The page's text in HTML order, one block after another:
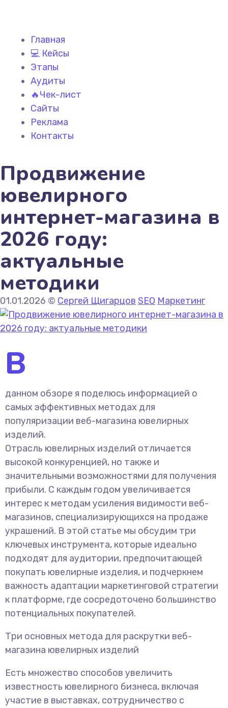
Главная
💻 Кейсы
Этапы
Аудиты
🔥Чек-лист
Сайты
Реклама
Контакты
Продвижение
ювелирного
интернет-магазина в
2026 году:
актуальные
методики
01.01.2026 © Сергей Щигарцов SEO Маркетинг
В
данном обзоре я поделюсь информацией о
самых эффективных методах для
популяризации веб-магазина ювелирных
изделий.
Отрасль ювелирных изделий отличается
высокой конкуренцией, но также и
значительными возможностями для получения
прибыли. С каждым годом увеличивается
интерес к методам усиления видимости веб-
магазинов, специализирующихся на продаже
украшений. В этой статье мы обсудим три
ключевых инструмента, которые идеально
подходят для аудитории, предпочитающей
покупать ювелирные изделия, и подчеркнем
важность адаптации маркетинговой стратегии
к платформе, где сосредоточено большинство
потенциальных покупателей.
Три основных метода для раскрутки веб-
магазина ювелирных изделий
Есть множество способов увеличить
известность ювелирного бизнеса, включая
участие в выставках, сотрудничество с